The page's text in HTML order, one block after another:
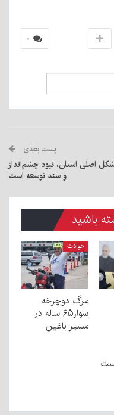
۰
پست بعدی
اصلی استان، نبود چشم‌انداز
و سند توسعه است
باشید
حوادث
مرگ دوچرخه
سوار۶۵ ساله در
مسیر باغین